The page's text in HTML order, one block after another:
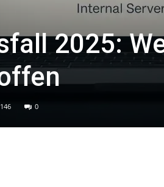
2025:
146 0